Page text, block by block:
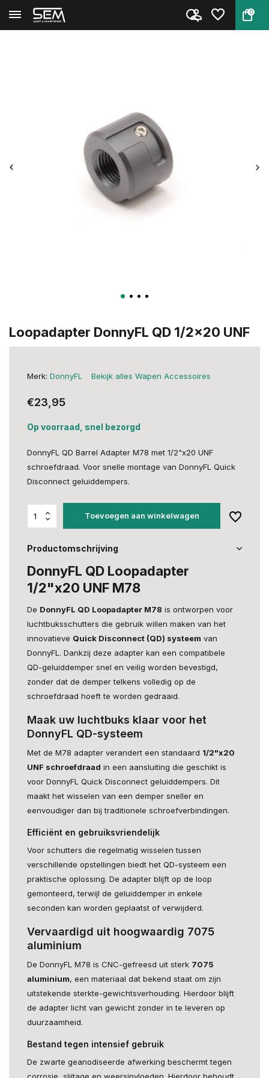
0
Terug Home Loopadapter DonnyFL QD 1/2x20 ...
Loopadapter DonnyFL QD 1/2x20 UNF
Merk: DonnyFL Bekijk alles Wapen Accessoires
€23,95
Op voorraad, snel bezorgd
DonnyFL QD Barrel Adapter M78 met 1/2"x20 UNF
schroefdraad. Voor snelle montage van DonnyFL Quick
Disconnect geluiddempers.
Toevoegen aan winkelwagen
Productomschrijving
DonnyFL QD Loopadapter
1/2"x20 UNF M78
De DonnyFL QD Loopadapter M78 is ontworpen voor
luchtbuksschutters die gebruik willen maken van het
innovatieve Quick Disconnect (QD) systeem van
DonnyFL. Dankzij deze adapter kan een compatibele
QD-geluiddemper snel en veilig worden bevestigd,
zonder dat de demper telkens volledig op de
schroefdraad hoeft te worden gedraaid.
Maak uw luchtbuks klaar voor het
DonnyFL QD-systeem
Met de M78 adapter verandert een standaard 1/2"x20
UNF schroefdraad in een aansluiting die geschikt is
voor DonnyFL Quick Disconnect geluiddempers. Dit
maakt het wisselen van een demper sneller en
eenvoudiger dan bij traditionele schroefverbindingen.
Efficiënt en gebruiksvriendelijk
Voor schutters die regelmatig wisselen tussen
verschillende opstellingen biedt het QD-systeem een
praktische oplossing. De adapter blijft op de loop
gemonteerd, terwijl de geluiddemper in enkele
seconden kan worden geplaatst of verwijderd.
Vervaardigd uit hoogwaardig 7075
aluminium
De DonnyFL M78 is CNC-gefreesd uit sterk 7075
aluminium, een materiaal dat bekend staat om zijn
uitstekende sterkte-gewichtsverhouding. Hierdoor blijft
de adapter licht van gewicht zonder in te leveren op
duurzaamheid.
Bestand tegen intensief gebruik
De zwarte geanodiseerde afwerking beschermt tegen